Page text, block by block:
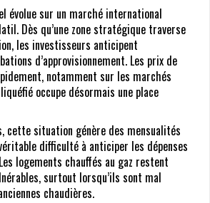
évolue sur un marché international
Dès qu’une zone stratégique traverse
les investisseurs anticipent
d’approvisionnement. Les prix de
notamment sur les marchés
occupe désormais une place
cette situation génère des mensualités
difficulté à anticiper les dépenses
logements chauffés au gaz restent
surtout lorsqu’ils sont mal
chaudières.